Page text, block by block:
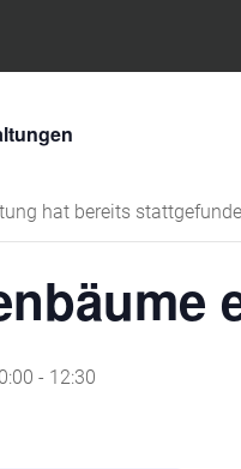
hat bereits
- 12:30